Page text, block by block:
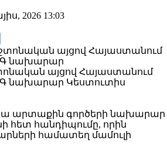
2026 13:03
այցով Հայաստանում
նախարար Կեստուտիս
արտաքին գործերի նախարար
հետ հանդիպումը, որին
համատեղ մամուլի